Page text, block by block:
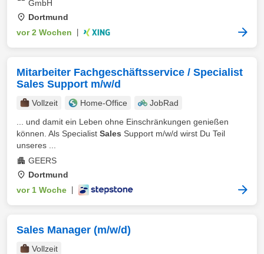
GmbH
Dortmund
vor 2 Wochen
Mitarbeiter Fachgeschäftsservice / Specialist
Sales Support m/w/d
Vollzeit Home-Office
JobRad
... und damit ein Leben ohne Einschränkungen genießen
können. Als Specialist Sales Support m/w/d wirst Du Teil
unseres ...
GEERS
Dortmund
vor 1 Woche
Sales Manager (m/w/d)
Vollzeit